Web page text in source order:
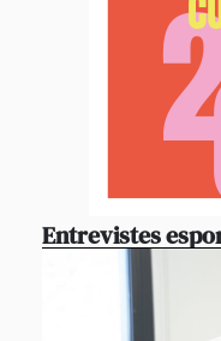
Entrevistes